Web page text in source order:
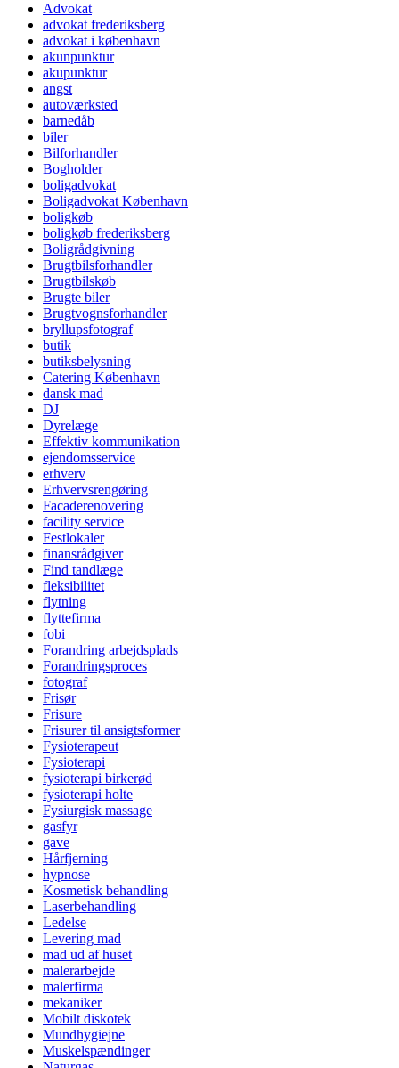
Advokat
advokat frederiksberg
advokat i københavn
akunpunktur
akupunktur
angst
autoværksted
barnedåb
biler
Bilforhandler
Bogholder
boligadvokat
Boligadvokat København
boligkøb
boligkøb frederiksberg
Boligrådgivning
Brugtbilsforhandler
Brugtbilskøb
Brugte biler
Brugtvognsforhandler
bryllupsfotograf
butik
butiksbelysning
Catering København
dansk mad
DJ
Dyrelæge
Effektiv kommunikation
ejendomsservice
erhverv
Erhvervsrengøring
Facaderenovering
facility service
Festlokaler
finansrådgiver
Find tandlæge
fleksibilitet
flytning
flyttefirma
fobi
Forandring arbejdsplads
Forandringsproces
fotograf
Frisør
Frisure
Frisurer til ansigtsformer
Fysioterapeut
Fysioterapi
fysioterapi birkerød
fysioterapi holte
Fysiurgisk massage
gasfyr
gave
Hårfjerning
hypnose
Kosmetisk behandling
Laserbehandling
Ledelse
Levering mad
mad ud af huset
malerarbejde
malerfirma
mekaniker
Mobilt diskotek
Mundhygiejne
Muskelspændinger